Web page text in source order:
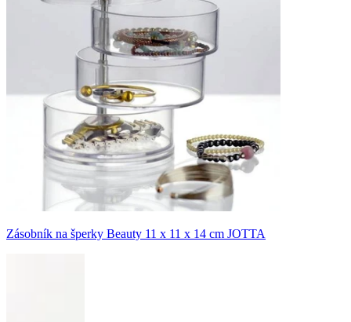
Zásobník na šperky Beauty 11 x 11 x 14 cm JOTTA